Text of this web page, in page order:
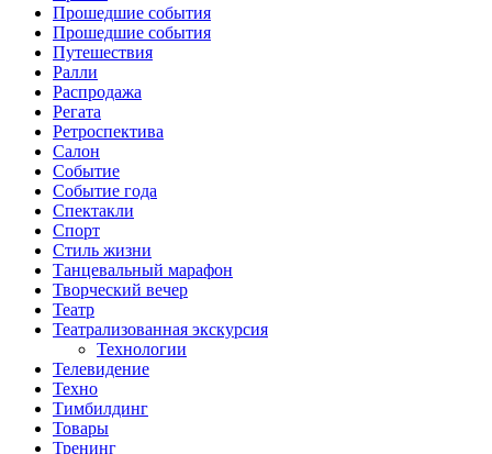
Прошедшие события
Прошедшие события
Путешествия
Ралли
Распродажа
Регата
Ретроспектива
Салон
Событие
Событие года
Спектакли
Спорт
Стиль жизни
Танцевальный марафон
Творческий вечер
Театр
Театрализованная экскурсия
Технологии
Телевидение
Техно
Тимбилдинг
Товары
Тренинг